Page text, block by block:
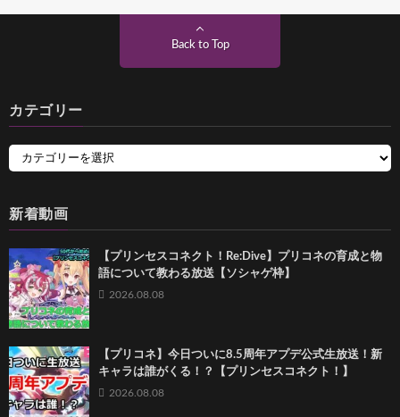
Back to Top
カテゴリー
新着動画
【プリンセスコネクト！Re:Dive】プリコネの育成と物
語について教わる放送【ソシャゲ枠】
2026.08.08
【プリコネ】今日ついに8.5周年アプデ公式生放送！新
キャラは誰がくる！？【プリンセスコネクト！】
2026.08.08